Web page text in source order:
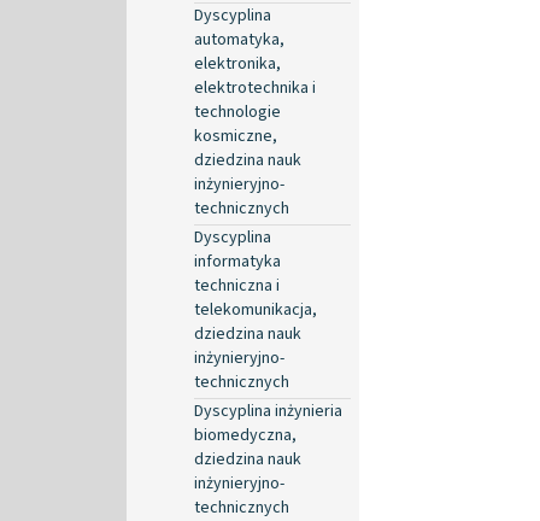
Dyscyplina
automatyka,
elektronika,
elektrotechnika i
technologie
kosmiczne,
dziedzina nauk
inżynieryjno-
technicznych
Dyscyplina
informatyka
techniczna i
telekomunikacja,
dziedzina nauk
inżynieryjno-
technicznych
Dyscyplina inżynieria
biomedyczna,
dziedzina nauk
inżynieryjno-
technicznych